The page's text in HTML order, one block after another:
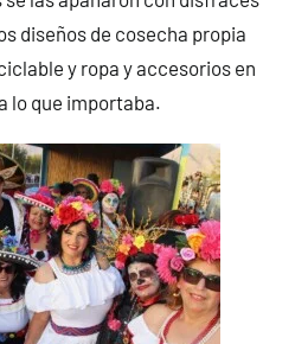
diseños de cosecha propia
y ropa y accesorios en
lo que importaba.